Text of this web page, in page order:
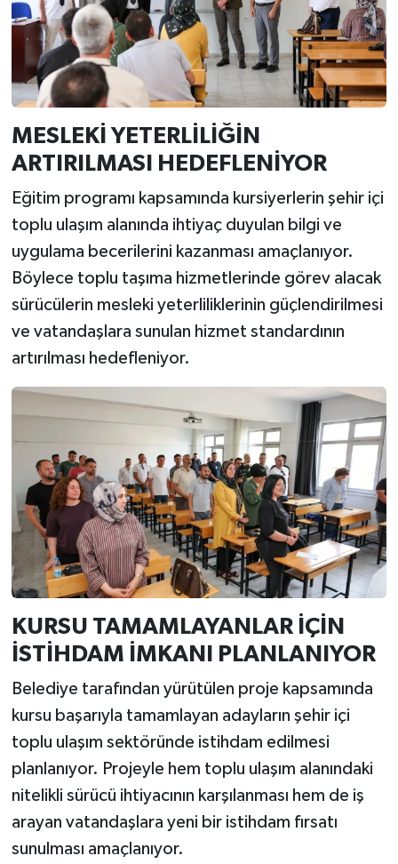
MESLEKİ YETERLİLİĞİN
ARTIRILMASI HEDEFLENİYOR
Eğitim programı kapsamında kursiyerlerin şehir içi
toplu ulaşım alanında ihtiyaç duyulan bilgi ve
uygulama becerilerini kazanması amaçlanıyor.
Böylece toplu taşıma hizmetlerinde görev alacak
sürücülerin mesleki yeterliliklerinin güçlendirilmesi
ve vatandaşlara sunulan hizmet standardının
artırılması hedefleniyor.
KURSU TAMAMLAYANLAR İÇİN
İSTİHDAM İMKANI PLANLANIYOR
Belediye tarafından yürütülen proje kapsamında
kursu başarıyla tamamlayan adayların şehir içi
toplu ulaşım sektöründe istihdam edilmesi
planlanıyor. Projeyle hem toplu ulaşım alanındaki
nitelikli sürücü ihtiyacının karşılanması hem de iş
arayan vatandaşlara yeni bir istihdam fırsatı
sunulması amaçlanıyor.